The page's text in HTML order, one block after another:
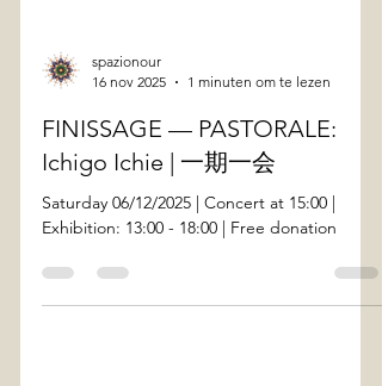
16 nov 2025
1 minuten om te lezen
FINISSAGE — PASTORALE:
Ichigo Ichie | 一期一会
Exhibition: 13:00 - 18:00 | Free donation